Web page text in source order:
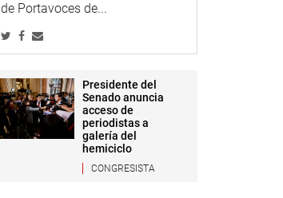
de Portavoces de...
Presidente del
Senado anuncia
acceso de
periodistas a
galería del
hemiciclo
CONGRESISTA